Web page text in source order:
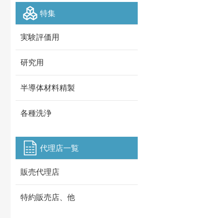
特集
実験評価用
研究用
半導体材料精製
各種洗浄
代理店一覧
販売代理店
特約販売店、他